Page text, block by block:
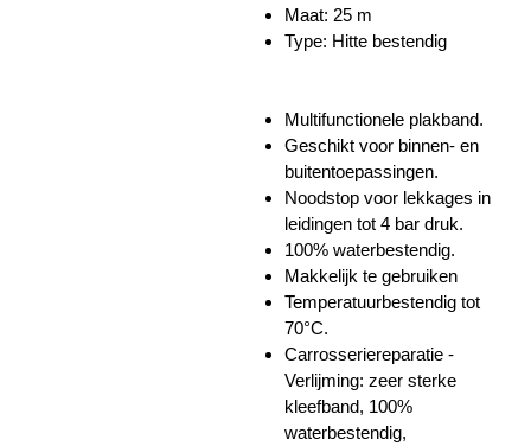
Maat: 25 m
Type: Hitte bestendig
Multifunctionele plakband.
Geschikt voor binnen- en
buitentoepassingen.
Noodstop voor lekkages in
leidingen tot 4 bar druk.
100% waterbestendig.
Makkelijk te gebruiken
Temperatuurbestendig tot
70°C.
Carrosseriereparatie -
Verlijming: zeer sterke
kleefband, 100%
waterbestendig,